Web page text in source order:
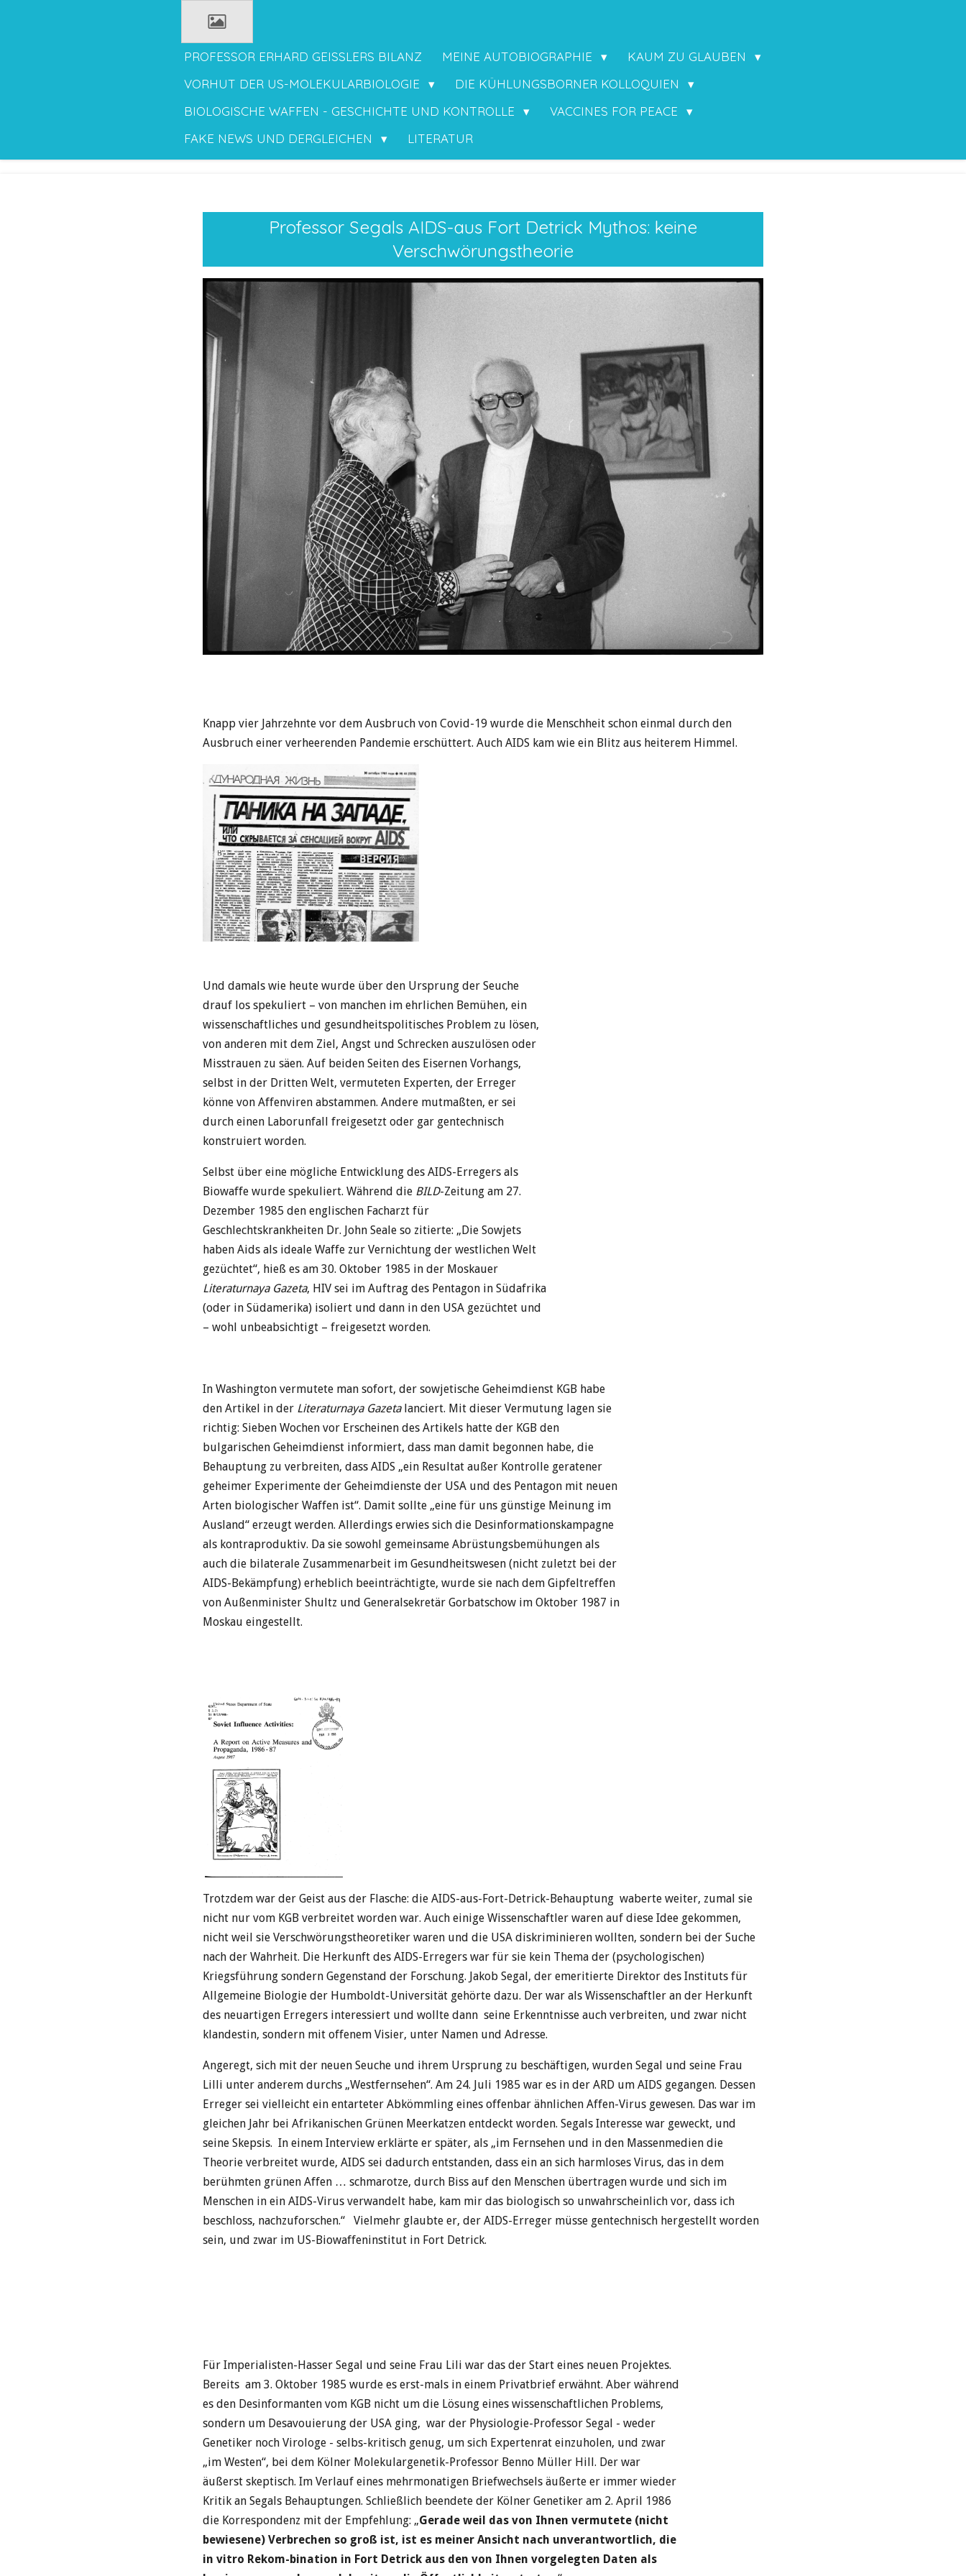
PROFESSOR ERHARD GEISSLERS BILANZ MEINE AUTOBIOGRAPHIE
KAUM ZU GLAUBEN
VORHUT DER US-MOLEKULARBIOLOGIE
DIE KÜHLUNGSBORNER KOLLOQUIEN
BIOLOGISCHE WAFFEN - GESCHICHTE UND KONTROLLE
VACCINES FOR PEACE
FAKE NEWS UND DERGLEICHEN
LITERATUR
Professor Segals AIDS-aus Fort Detrick Mythos: keine
Verschwörungstheorie
Knapp vier Jahrzehnte vor dem Ausbruch von Covid-19 wurde die Menschheit schon einmal durch den
Ausbruch einer verheerenden Pandemie erschüttert. Auch AIDS kam wie ein Blitz aus heiterem Himmel.
Und damals wie heute wurde über den Ursprung der Seuche
drauf los spekuliert – von manchen im ehrlichen Bemühen, ein
wissenschaftliches und gesundheitspolitisches Problem zu lösen,
von anderen mit dem Ziel, Angst und Schrecken auszulösen oder
Misstrauen zu säen. Auf beiden Seiten des Eisernen Vorhangs,
selbst in der Dritten Welt, vermuteten Experten, der Erreger
könne von Affenviren abstammen. Andere mutmaßten, er sei
durch einen Laborunfall freigesetzt oder gar gentechnisch
konstruiert worden.
Selbst über eine mögliche Entwicklung des AIDS-Erregers als
Biowaffe wurde spekuliert. Während die BILD-Zeitung am 27.
Dezember 1985 den englischen Facharzt für
Geschlechtskrankheiten Dr. John Seale so zitierte: „Die Sowjets
haben Aids als ideale Waffe zur Vernichtung der westlichen Welt
gezüchtet“, hieß es am 30. Oktober 1985 in der Moskauer
Literaturnaya Gazeta, HIV sei im Auftrag des Pentagon in Südafrika
(oder in Südamerika) isoliert und dann in den USA gezüchtet und
– wohl unbeabsichtigt – freigesetzt worden.
In Washington vermutete man sofort, der sowjetische Geheimdienst KGB habe
den Artikel in der Literaturnaya Gazetalanciert. Mit dieser Vermutung lagen sie
richtig: Sieben Wochen vor Erscheinen des Artikels hatte der KGB den
bulgarischen Geheimdienst informiert, dass man damit begonnen habe, die
Behauptung zu verbreiten, dass AIDS „ein Resultat außer Kontrolle geratener
geheimer Experimente der Geheimdienste der USA und des Pentagon mit neuen
Arten biologischer Waffen ist“. Damit sollte „eine für uns günstige Meinung im
Ausland“ erzeugt werden. Allerdings erwies sich die Desinformationskampagne
als kontraproduktiv. Da sie sowohl gemeinsame Abrüstungsbemühungen als
auch die bilaterale Zusammenarbeit im Gesundheitswesen (nicht zuletzt bei der
AIDS-Bekämpfung) erheblich beeinträchtigte, wurde sie nach dem Gipfeltreffen
von Außenminister Shultz und Generalsekretär Gorbatschow im Oktober 1987 in
Moskau eingestellt.
Trotzdem war der Geist aus der Flasche: die AIDS-aus-Fort-Detrick-Behauptung waberte weiter, zumal sie
nicht nur vom KGB verbreitet worden war. Auch einige Wissenschaftler waren auf diese Idee gekommen,
nicht weil sie Verschwörungstheoretiker waren und die USA diskriminieren wollten, sondern bei der Suche
nach der Wahrheit. Die Herkunft des AIDS-Erregers war für sie kein Thema der (psychologischen)
Kriegsführung sondern Gegenstand der Forschung. Jakob Segal, der emeritierte Direktor des Instituts für
Allgemeine Biologie der Humboldt-Universität gehörte dazu. Der war als Wissenschaftler an der Herkunft
des neuartigen Erregers interessiert und wollte dann seine Erkenntnisse auch verbreiten, und zwar nicht
klandestin, sondern mit offenem Visier, unter Namen und Adresse.
Angeregt, sich mit der neuen Seuche und ihrem Ursprung zu beschäftigen, wurden Segal und seine Frau
Lilli unter anderem durchs „Westfernsehen“. Am 24. Juli 1985 war es in der ARD um AIDS gegangen. Dessen
Erreger sei vielleicht ein entarteter Abkömmling eines offenbar ähnlichen Affen-Virus gewesen. Das war im
gleichen Jahr bei Afrikanischen Grünen Meerkatzen entdeckt worden. Segals Interesse war geweckt, und
seine Skepsis. In einem Interview erklärte er später, als „im Fernsehen und in den Massenmedien die
Theorie verbreitet wurde, AIDS sei dadurch entstanden, dass ein an sich harmloses Virus, das in dem
berühmten grünen Affen … schmarotze, durch Biss auf den Menschen übertragen wurde und sich im
Menschen in ein AIDS-Virus verwandelt habe, kam mir das biologisch so unwahrscheinlich vor, dass ich
beschloss, nachzuforschen.“ Vielmehr glaubte er, der AIDS-Erreger müsse gentechnisch hergestellt worden
sein, und zwar im US-Biowaffeninstitut in Fort Detrick.
Für Imperialisten-Hasser Segal und seine Frau Lili war das der Start eines neuen Projektes.
Bereits am 3. Oktober 1985 wurde es erst-mals in einem Privatbrief erwähnt. Aber während
es den Desinformanten vom KGB nicht um die Lösung eines wissen­schaftlichen Problems,
sondern um Desavouierung der USA ging, war der Physiologie-Professor Segal - weder
Genetiker noch Virologe - selbs-kritisch genug, um sich Expertenrat einzuholen, und zwar
„im Westen“, bei dem Kölner Molekulargenetik-Professor Benno Müller Hill. Der war
äußerst skeptisch. Im Verlauf eines mehrmonatigen Briefwechsels äußerte er immer wieder
Kritik an Segals Behauptungen. Schließlich beendete der Kölner Genetiker am 2. April 1986
die Korrespondenz mit der Empfehlung: „Gerade weil das von Ihnen vermutete (nicht
bewiesene) Verbrechen so groß ist, ist es meiner Ansicht nach unverantwortlich, die
in vitro Rekom-bination in Fort Detrick aus den von Ihnen vorgelegten Daten als